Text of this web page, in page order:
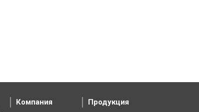
Компания Продукция